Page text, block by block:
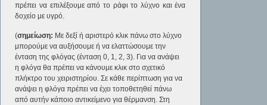
πρέπει να επιλέξουμε από το ράφι το λύχνο και ένα
δοχείο με υγρό.
(σημείωση: Με δεξί ή αριστερό κλικ πάνω στο λύχνο
μπορούμε να αυξήσουμε ή να ελαττώσουμε την
ένταση της φλόγας (ένταση 0, 1, 2, 3). Για να ανάψει
η φλόγα θα πρέπει να κάνουμε κλικ στο σχετικό
πλήκτρο του χειριστηρίου. Σε κάθε περίπτωση για να
ανάψει η φλόγα πρέπει να έχει τοποθετηθεί πάνω
από αυτήν κάποιο αντικείμενο για θέρμανση. Στη